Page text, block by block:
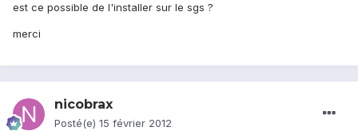
est ce possible de l'installer sur le sgs ?
merci
nicobrax
Posté(e) 15 février 2012